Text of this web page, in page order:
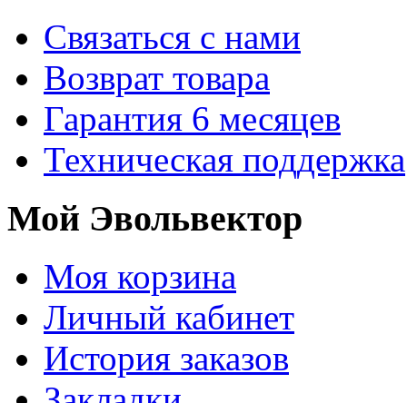
Связаться с нами
Возврат товара
Гарантия 6 месяцев
Техническая поддержка
Мой Эвольвектор
Моя корзина
Личный кабинет
История заказов